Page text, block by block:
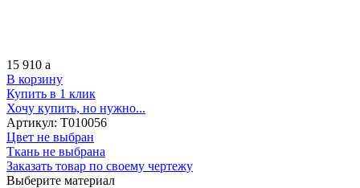
15 910 a
В корзину
Купить в 1 клик
Хочу купить, но нужно...
Артикул: Т010056
Цвет не выбран
Ткань не выбрана
Заказать товар по своему чертежу
Выберите материал